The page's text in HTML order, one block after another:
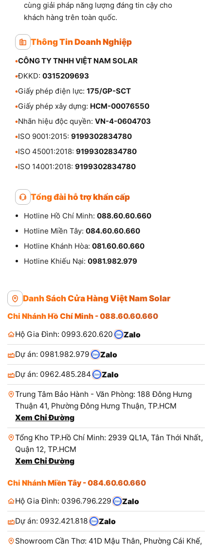
cùng giải pháp năng lượng đáng tin cậy cho
khách hàng trên toàn quốc.
Thông Tin Doanh Nghiệp
•CÔNG TY TNHH VIỆT NAM SOLAR
•ĐKKD: 0315209693
•Giấy phép điện lực: 175/GP-SCT
•Giấy phép xây dựng: HCM-00076550
•Nhãn hiệu độc quyền: VN-4-0604703
•ISO 9001:2015: 9199302834780
•ISO 45001:2018: 9199302834780
•ISO 14001:2018: 9199302834780
Tổng đài hỗ trợ khẩn cấp
Hotline Hồ Chí Minh: 088.60.60.660
Hotline Miền Tây: 084.60.60.660
Hotline Khánh Hòa: 081.60.60.660
Hotline Khiếu Nại: 0981.982.979
Danh Sách Cửa Hàng Việt Nam Solar
Chi Nhánh Hồ Chí Minh - 088.60.60.660
Hộ Gia Đình: 0993.620.620
Zalo
Dự án: 0981.982.979 Zalo
Dự án: 0962.485.284 Zalo
Trung Tâm Bảo Hành - Văn Phòng: 188 Đông Hưng
Thuận 41, Phường Đông Hưng Thuận, TP.HCM
Xem Chỉ Đường
Tổng Kho TP.Hồ Chí Minh: 2939 QL1A, Tân Thới Nhất,
Quận 12, TP.HCM
Xem Chỉ Đường
Chi Nhánh Miền Tây - 084.60.60.660
Hộ Gia Đình: 0396.796.229
Zalo
Dự án: 0932.421.818 Zalo
Showroom Cần Thơ: 41D Mậu Thân, Phường Cái Khế,